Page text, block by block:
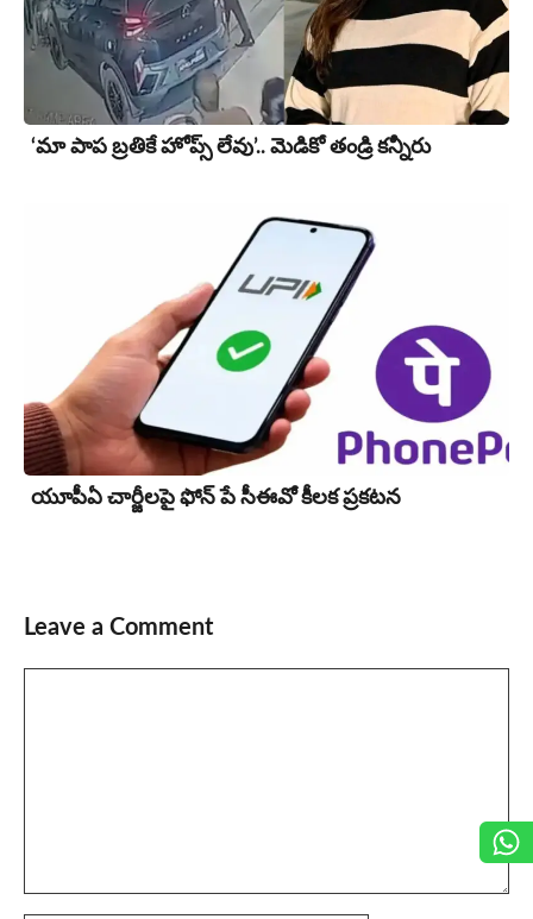
‘మా పాప బ్రతికే హోప్స్ లేవు’.. మెడికో తండ్రి కన్నీరు
యూపీఏ చార్జీల‌పై ఫోన్ పే సీఈవో కీల‌క ప్ర‌క‌ట‌న‌
Leave a Comment